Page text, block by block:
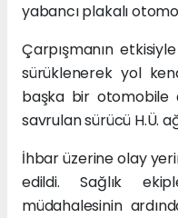
yabancı plakalı
Çarpışmanın
sürüklenerek yol
başka bir otomobile
savrulan sürücü H.Ü.
İhbar üzerine olay
edildi. Sağlık
müdahalesinin